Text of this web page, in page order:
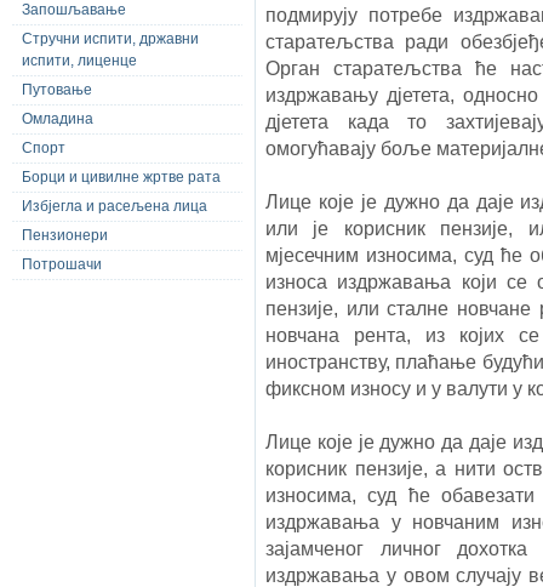
подмирују потребе
старатељства ради
Орган старатељства ће
издржавању дјетета,
дјетета када то
омогућавају боље
Лице које је дужно да даје
или је корисник пензије,
мјесечним износима, суд ће
износа издржавања који се
пензије, или сталне
новчана рента, из којих
иностранству, плаћање
фиксном износу и у валути у
Лице које је дужно да даје
корисник пензије, а нити
износима, суд ће
издржавања у новчаним
зајамченог личног
издржавања у овом случају
Запошљавање
Стручни испити, државни
испити, лиценце
Путовање
Омладина
Спорт
Борци и цивилне жртве рата
Избјегла и расељена лица
Пензионери
Потрошачи